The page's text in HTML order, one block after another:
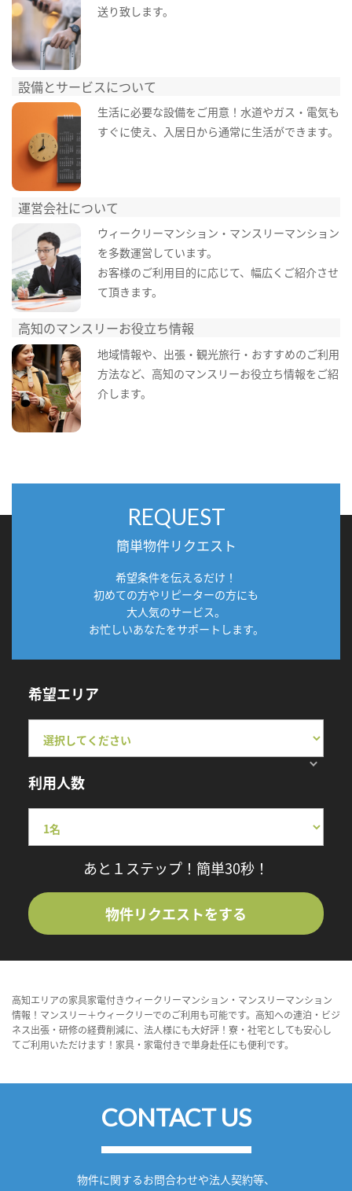
送り致します。
設備とサービスについて
生活に必要な設備をご用意！水道やガス・電気も
すぐに使え、入居日から通常に生活ができます。
運営会社について
ウィークリーマンション・マンスリーマンション
を多数運営しています。
お客様のご利用目的に応じて、幅広くご紹介させ
て頂きます。
高知のマンスリーお役立ち情報
地域情報や、出張・観光旅行・おすすめのご利用
方法など、高知のマンスリーお役立ち情報をご紹
介します。
REQUEST
簡単物件リクエスト
希望条件を伝えるだけ！
初めての方やリピーターの方にも
大人気のサービス。
お忙しいあなたをサポートします。
希望エリア
利用人数
あと１ステップ！簡単30秒！
物件リクエストをする
高知エリアの家具家電付きウィークリーマンション・マンスリーマンション
情報！マンスリー＋ウィークリーでのご利用も可能です。高知への連泊・ビジ
ネス出張・研修の経費削減に、法人様にも大好評！寮・社宅としても安心し
てご利用いただけます！家具・家電付きで単身赴任にも便利です。
CONTACT US
物件に関するお問合わせや法人契約等、